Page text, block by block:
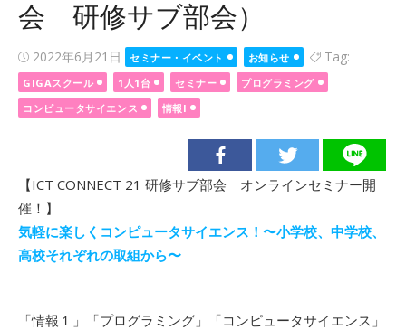
会 研修サブ部会）
Posted
on
2022年6月21日 セミナー・イベント お知らせ Tag:
GIGAスクール 1人1台 セミナー
プログラミング
コンピュータサイエンス
情報I
【ICT CONNECT 21 研修サブ部会 オンラインセミナー開
催！】
気軽に楽しくコンピュータサイエンス！〜小学校、中学校、
高校それぞれの取組から〜
「情報１」「プログラミング」「コンピュータサイエンス」